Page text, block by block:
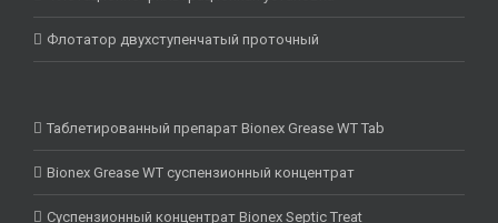
Флотатор двухступенчатый проточный
Таблетированный препарат Bionex Grease WT Tab
Bionex Grease WT суспензионный концентрат
Суспензионный концентрат Bionex Septic Treat